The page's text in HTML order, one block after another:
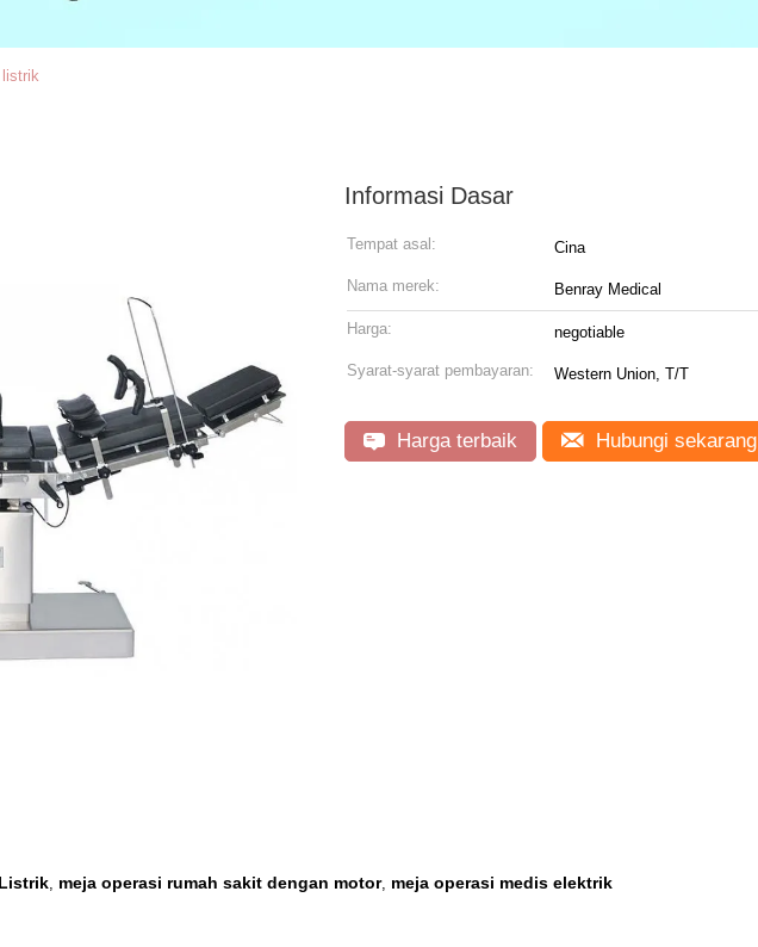
listrik
Informasi Dasar
Tempat asal: Cina
Nama merek: Benray Medical
Harga: negotiable
Syarat-syarat pembayaran: Western Union, T/T
Harga terbaik Hubungi sekarang
, meja operasi rumah sakit dengan motor, meja operasi medis elektrik